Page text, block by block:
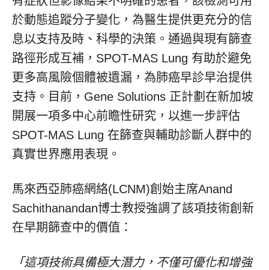
於動態追蹤分子變化，為醫生提供更充分的信
息以支持及時、科學的決策。通過與現有篩查
路徑形成互補，SPOT-MAS Lung 有助於避免
更多高風險個體被遺漏，為肺癌早診早治提供
支持。目前，Gene Solutions 正計劃在新加坡
開展一項多中心前瞻性研究，以進一步評估
SPOT-MAS Lung 在篩查與輔助診斷人群中的
真實世界應用表現。
馬來西亞肺癌網絡(LCNM)創始主席Anand
Sachithanandan博士教授強調了該項技術創新
在早期篩查中的價值：
「這項技術具備極大潛力，不僅可優化和增強